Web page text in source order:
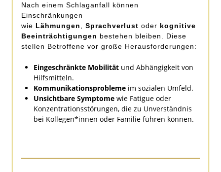
Nach einem Schlaganfall können
Einschränkungen
wie Lähmungen Sprachverlust oder kognitive
Beeinträchtigungen bestehen bleiben. Diese
stellen Betroffene vor große Herausforderungen:
Eingeschränkte Mobilitätund Abhängigkeit von
Hilfsmitteln.
Kommunikationsproblemeim sozialen Umfeld.
Unsichtbare Symptomewie Fatigue oder
Konzentrationsstörungen, die zu Unverständnis
bei Kollegen*innen oder Familie führen können.